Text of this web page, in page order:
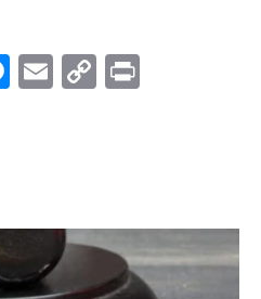
Messenger
Email
Copy